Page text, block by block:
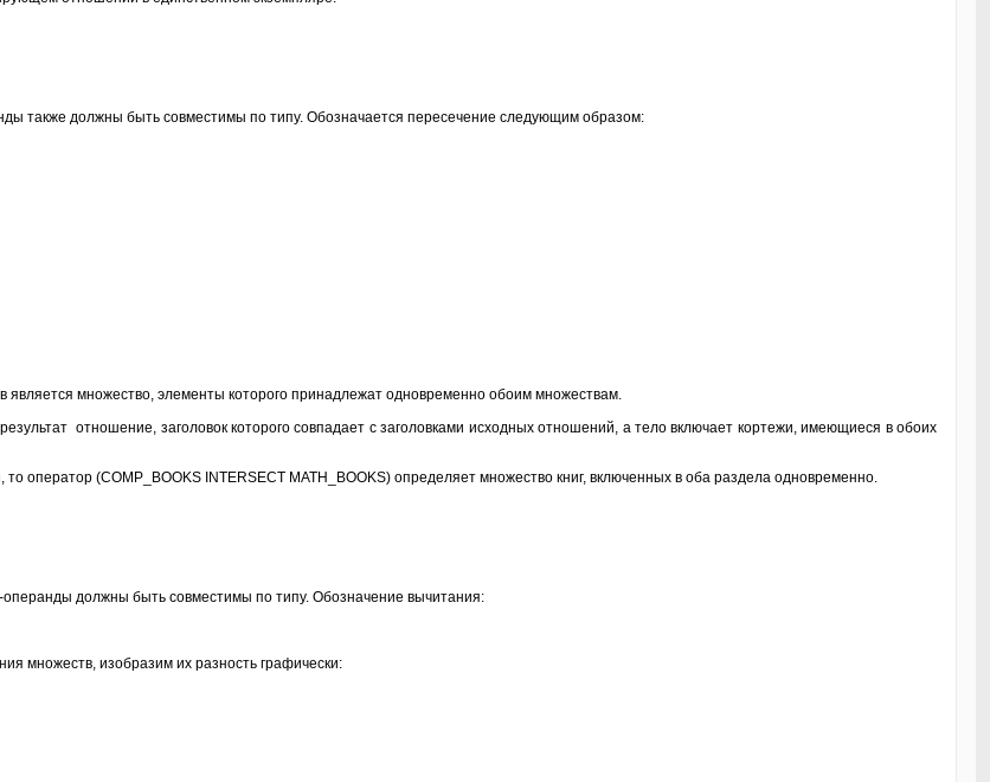
также должны быть совместимы по типу. Обозначается пересечение следующим образом:
является множество, элементы которого принадлежат одновременно обоим множествам.
отношение, заголовок которого совпадает с заголовками исходных отношений, а тело включает кортежи, имеющиеся в обоих
оператор (COMP_BOOKS INTERSECT MATH_BOOKS) определяет множество книг, включенных в оба раздела одновременно.
должны быть совместимы по типу. Обозначение вычитания:
множеств, изобразим их разность графически: